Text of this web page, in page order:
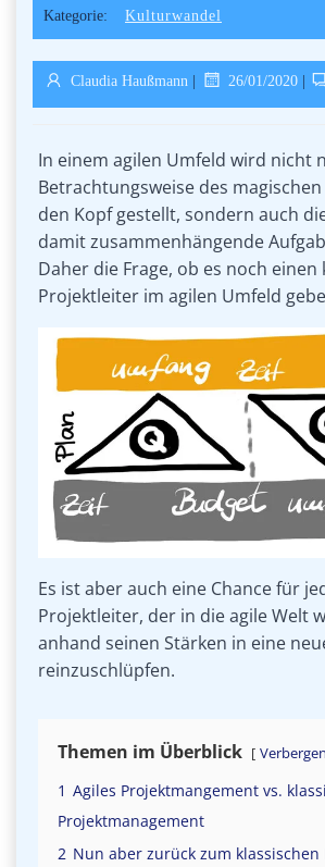
Kategorie: Kulturwandel
Claudia Haußmann 26/01/2020
In einem agilen Umfeld wird nicht
Betrachtungsweise des
den Kopf gestellt, sondern auch
damit zusammenhängende
Daher die Frage, ob es noch einen
Projektleiter im agilen Umfeld
Es ist aber auch eine Chance für
Projektleiter, der in die agile Welt
anhand seinen Stärken in eine
reinzuschlüpfen.
Themen im Überblick Verbergen
1 Agiles Projektmangement vs.
Projektmanagement
2 Nun aber zurück zum